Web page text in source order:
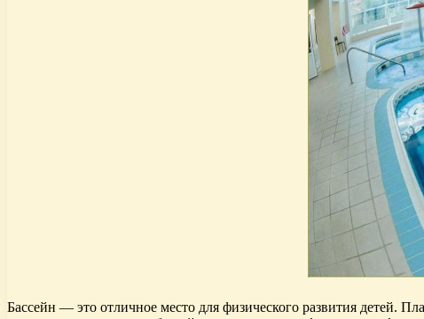
Бассейн — это отличное место для физического развития детей.